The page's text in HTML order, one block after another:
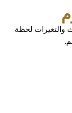
والتغيرات لحظة